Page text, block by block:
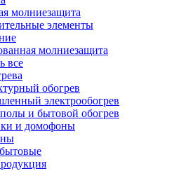
молниезащита
элементы
молниезащита
все
обогрев
электрообогрев
и бытовой обогрев
и домофоны